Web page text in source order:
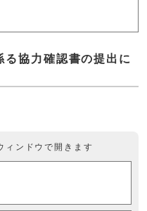
協力確認書の提出に
ィンドウで開きます